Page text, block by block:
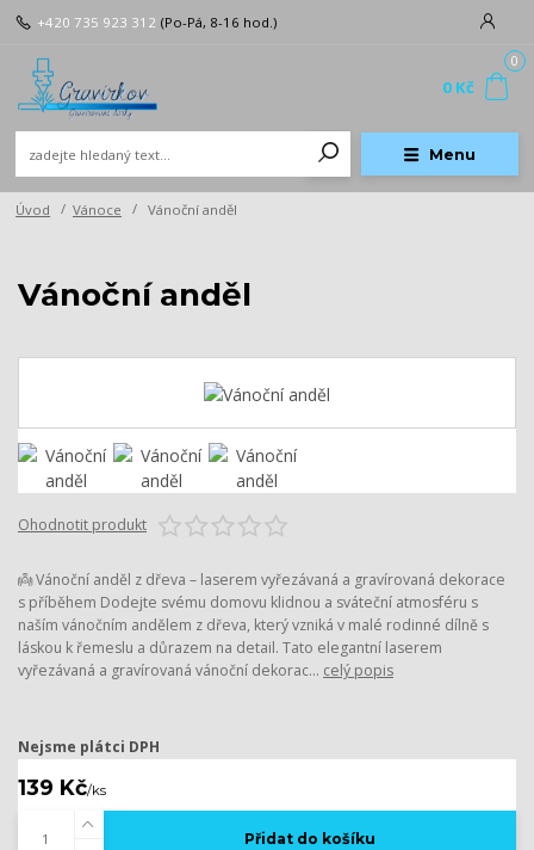
Menu
+420 735 923 312 (Po-Pá, 8-16 hod.)
0
0 Kč
Úvod Vánoce Vánoční anděl
Vánoční anděl
Ohodnotit produkt
👼 Vánoční anděl z dřeva – laserem vyřezávaná a gravírovaná dekorace
s příběhem Dodejte svému domovu klidnou a sváteční atmosféru s
naším vánočním andělem z dřeva, který vzniká v malé rodinné dílně s
láskou k řemeslu a důrazem na detail. Tato elegantní laserem
vyřezávaná a gravírovaná vánoční dekorac... celý popis
Nejsme plátci DPH
139 Kč/ks
Přidat do košíku